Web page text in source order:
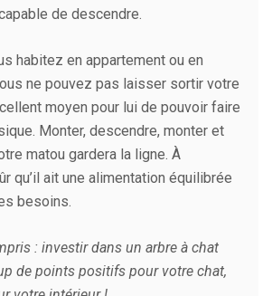
de descendre.
habitez en appartement ou en
ne pouvez pas laisser sortir votre
moyen pour lui de pouvoir faire
Monter, descendre, monter et
matou gardera la ligne. À
qu’il ait une alimentation équilibrée
besoins.
: investir dans un arbre à chat
de points positifs pour votre chat,